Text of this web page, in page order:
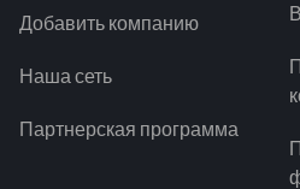
Добавить компанию
Наша сеть
Партнерская программа